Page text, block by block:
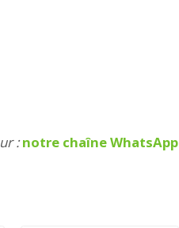
:notre chaîne WhatsApp